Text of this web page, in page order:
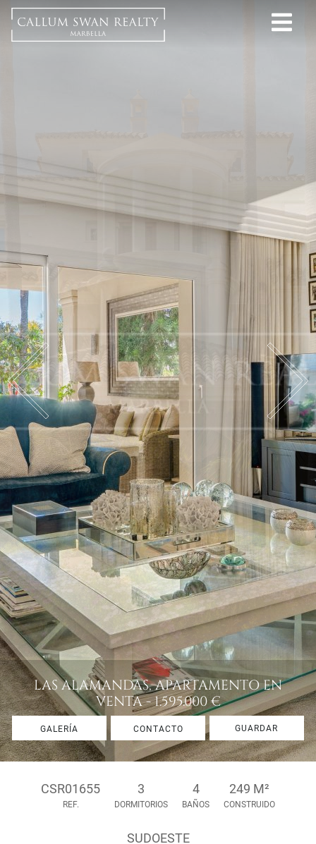
LAS ALAMANDAS, APARTAMENTO EN
VENTA - 1.595.000 €
GALERÍA CONTACTO GUARDAR
CSR01655
REF.
3
DORMITORIOS
4
BAÑOS
249 M²
CONSTRUIDO
SUDOESTE